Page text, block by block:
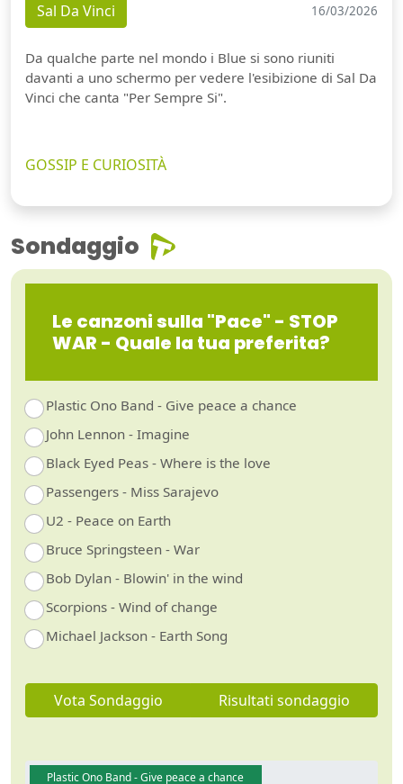
Sal Da Vinci 16/03/2026
Da qualche parte nel mondo i Blue si sono riuniti
davanti a uno schermo per vedere l'esibizione di Sal Da
Vinci che canta "Per Sempre Si".
GOSSIP E CURIOSITÀ
Sondaggio
Le canzoni sulla "Pace" - STOP
WAR - Quale la tua preferita?
Plastic Ono Band - Give peace a chance
John Lennon - Imagine
Black Eyed Peas - Where is the love
Passengers - Miss Sarajevo
U2 - Peace on Earth
Bruce Springsteen - War
Bob Dylan - Blowin' in the wind
Scorpions - Wind of change
Michael Jackson - Earth Song
Vota Sondaggio Risultati sondaggio
Plastic Ono Band - Give peace a chance